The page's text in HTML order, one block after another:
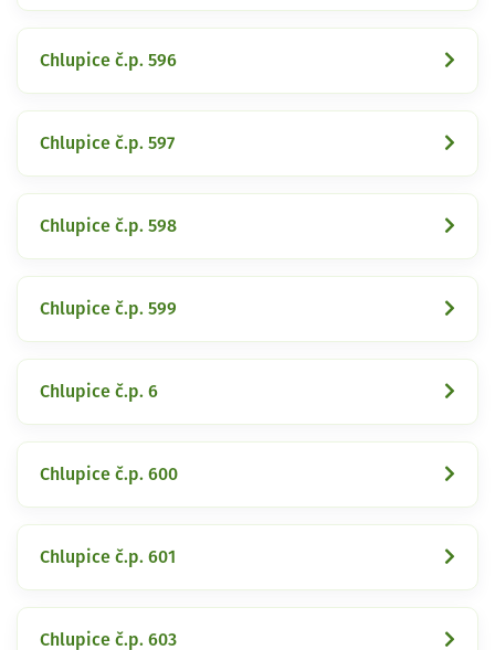
Chlupice č.p. 596
Chlupice č.p. 597
Chlupice č.p. 598
Chlupice č.p. 599
Chlupice č.p. 6
Chlupice č.p. 600
Chlupice č.p. 601
Chlupice č.p. 603